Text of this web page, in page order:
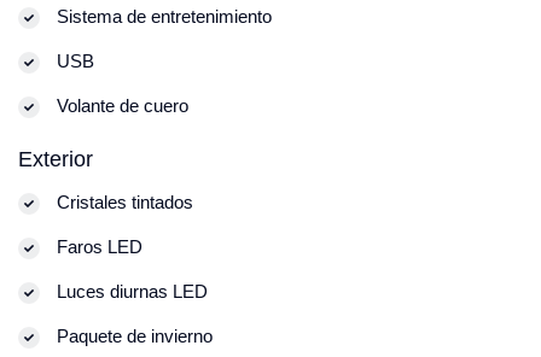
Sistema de entretenimiento
USB
Volante de cuero
Exterior
Cristales tintados
Faros LED
Luces diurnas LED
Paquete de invierno